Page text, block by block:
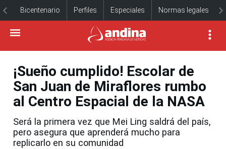
Bicentenario Perfiles Especiales Normas legales
¡Sueño cumplido! Escolar de
San Juan de Miraflores rumbo
al Centro Espacial de la NASA
Será la primera vez que Mei Ling saldrá del país,
pero asegura que aprenderá mucho para
replicarlo en su comunidad